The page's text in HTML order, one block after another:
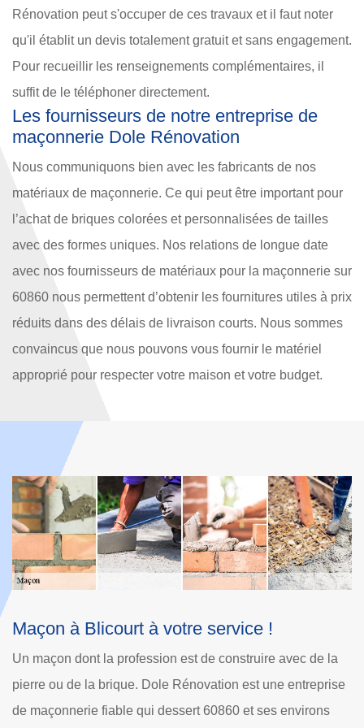
Rénovation peut s'occuper de ces travaux et il faut noter
qu'il établit un devis totalement gratuit et sans engagement.
Pour recueillir les renseignements complémentaires, il
suffit de le téléphoner directement.
Les fournisseurs de notre entreprise de
maçonnerie Dole Rénovation
Nous communiquons bien avec les fabricants de nos
matériaux de maçonnerie. Ce qui peut être important pour
l’achat de briques colorées et personnalisées de tailles
avec des formes uniques. Nos relations de longue date
avec nos fournisseurs de matériaux pour la maçonnerie sur
60860 nous permettent d’obtenir les fournitures utiles à prix
réduits dans des délais de livraison courts. Nous sommes
convaincus que nous pouvons vous fournir le matériel
approprié pour respecter votre maison et votre budget.
Service notre artisan maçon à Blicourt
Nous nous engageons à concevoir des partenariats
fructueux formés par une excellence dans notre métier, un
leadership de qualité ainsi qu’un entretien de relations